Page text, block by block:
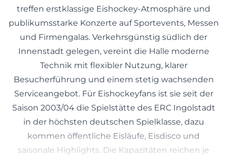
treffen erstklassige Eishockey-Atmosphäre und
publikumsstarke Konzerte auf Sportevents, Messen
und Firmengalas. Verkehrsgünstig südlich der
Innenstadt gelegen, vereint die Halle moderne
Technik mit flexibler Nutzung, klarer
Besucherführung und einem stetig wachsenden
Serviceangebot. Für Eishockeyfans ist sie seit der
Saison 2003/04 die Spielstätte des ERC Ingolstadt
in der höchsten deutschen Spielklasse, dazu
kommen öffentliche Eisläufe, Eisdisco und
saisonale Highlights. Die Kapazitäten reichen je